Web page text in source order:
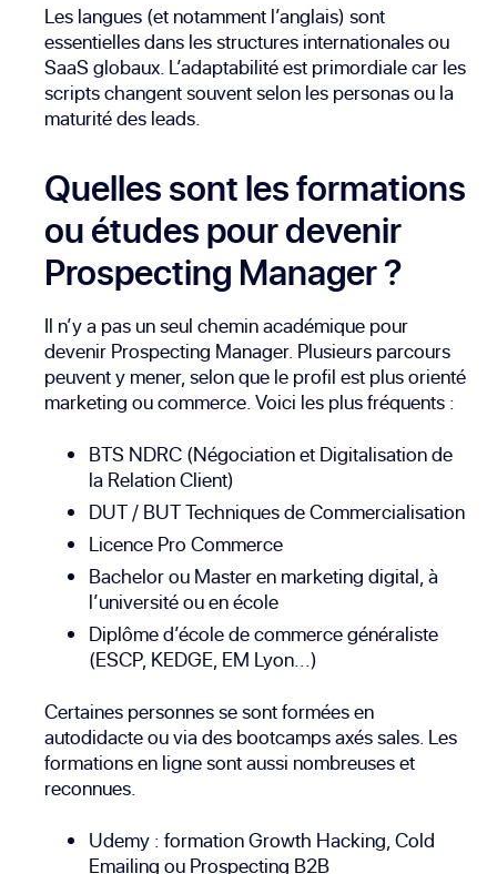
Les langues (et notamment l’anglais) sont
essentielles dans les structures internationales ou
SaaS globaux. L’adaptabilité est primordiale car les
scripts changent souvent selon les personas ou la
maturité des leads.
Quelles sont les formations
ou études pour devenir
Prospecting Manager ?
Il n’y a pas un seul chemin académique pour
devenir Prospecting Manager. Plusieurs parcours
peuvent y mener, selon que le profil est plus orienté
marketing ou commerce. Voici les plus fréquents :
BTS NDRC (Négociation et Digitalisation de
la Relation Client)
DUT / BUT Techniques de Commercialisation
Licence Pro Commerce
Bachelor ou Master en marketing digital, à
l’université ou en école
Diplôme d’école de commerce généraliste
(ESCP, KEDGE, EM Lyon...)
Certaines personnes se sont formées en
autodidacte ou via des bootcamps axés sales. Les
formations en ligne sont aussi nombreuses et
reconnues.
Udemy : formation Growth Hacking, Cold
Emailing ou Prospecting B2B